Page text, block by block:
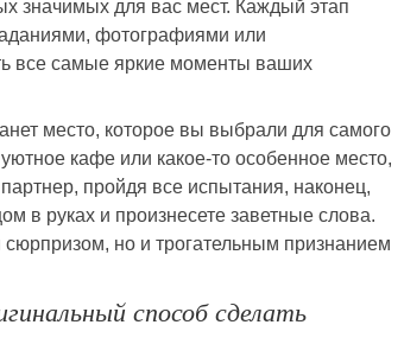
значимых для вас мест. Каждый этап
фотографиями или
все самые яркие моменты ваших
место, которое вы выбрали для самого
кафе или какое-то особенное место,
пройдя все испытания, наконец,
в руках и произнесете заветные слова.
но и трогательным признанием
способ сделать